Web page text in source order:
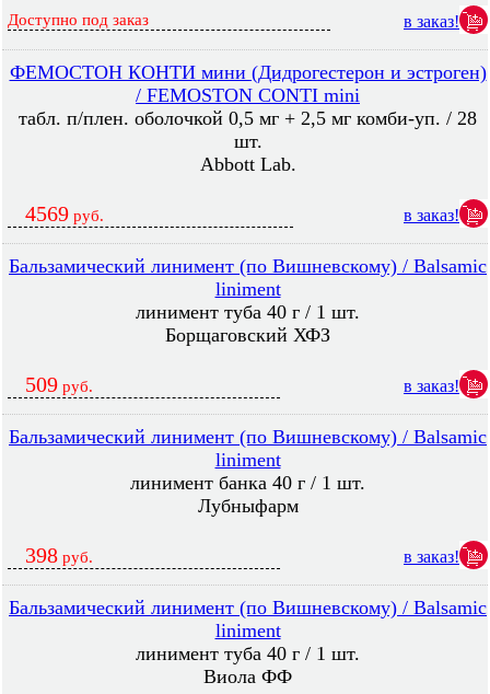
Доступно под заказ в заказ!
ФЕМОСТОН КОНТИ мини (Дидрогестерон и эстроген)
/ FEMOSTON CONTI mini
табл. п/плен. оболочкой 0,5 мг + 2,5 мг комби-уп. / 28
шт.
Abbott Lab.
4569 руб. в заказ!
Бальзамический линимент (по Вишневскому) / Balsamic
liniment
линимент туба 40 г / 1 шт.
Борщаговский ХФЗ
509 руб. в заказ!
Бальзамический линимент (по Вишневскому) / Balsamic
liniment
линимент банка 40 г / 1 шт.
Лубныфарм
398 руб. в заказ!
Бальзамический линимент (по Вишневскому) / Balsamic
liniment
линимент туба 40 г / 1 шт.
Виола ФФ